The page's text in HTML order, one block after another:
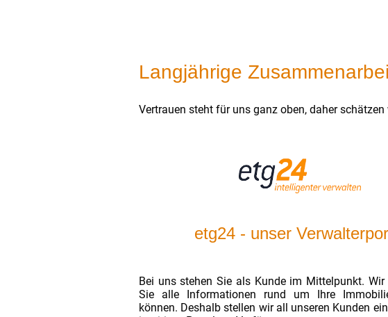
Langjährige
Vertrauen steht für uns ganz oben, daher
etg24 - unser
Bei uns stehen Sie als Kunde im Mittelpunkt. Wir
Sie alle Informationen rund um Ihre
können. Deshalb stellen wir all unseren Kunden